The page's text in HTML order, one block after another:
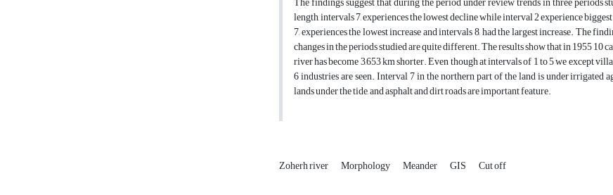
length, intervals 7, experiences the lowest decline while interval 2 experience
7, experiences the lowest increase and intervals 8, had the largest increase. The
changes in the periods studied are quite different. The results show that in 1955 10
river has become 3,653 km shorter. Even though at intervals of 1 to 5 we except
6 industries are seen. Interval 7 in the northern part of the land is under
lands under the tide, and asphalt and dirt roads are important feature.
Zoherh river Morphology Meander GIS Cut off